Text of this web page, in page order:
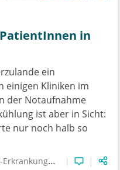
in
ein
einigen Kliniken im
der Notaufnahme
ist aber in Sicht:
nur noch halb so
Kliniken